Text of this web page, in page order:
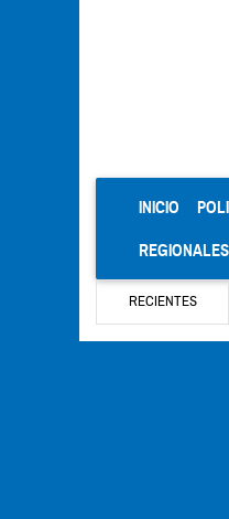
INICIO
REGIONALES
RECIENTES
el diagnóstico del presupuesto